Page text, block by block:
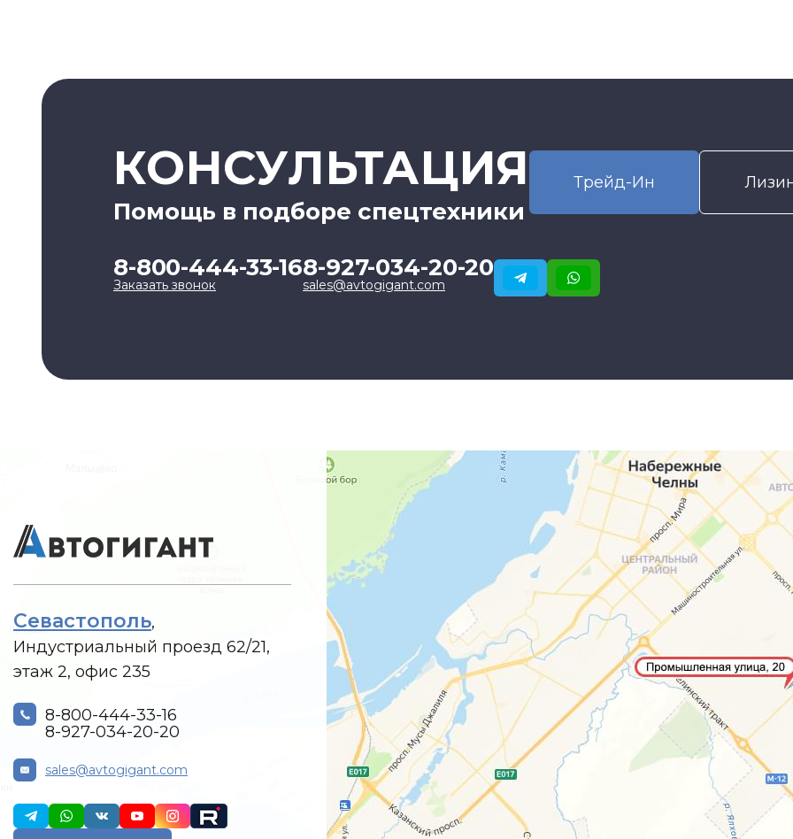
КОНСУЛЬТАЦИЯ
Помощь в подборе спецтехники
Трейд-Ин
8-800-444-33-16
Заказать звонок
8-927-034-20-20
sales@avtogigant.com
Севастополь,
Индустриальный проезд 62/21,
этаж 2, офис 235
8-800-444-33-16
8-927-034-20-20
sales@avtogigant.com